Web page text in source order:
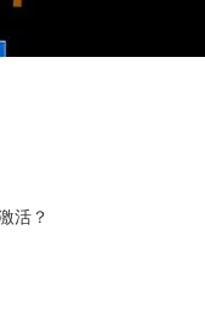
链接伙伴同伴可在屏幕上
活？